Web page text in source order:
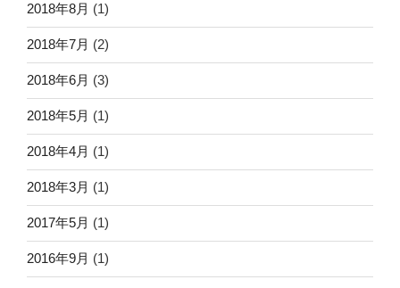
2018年8月 (1)
2018年7月 (2)
2018年6月 (3)
2018年5月 (1)
2018年4月 (1)
2018年3月 (1)
2017年5月 (1)
2016年9月 (1)